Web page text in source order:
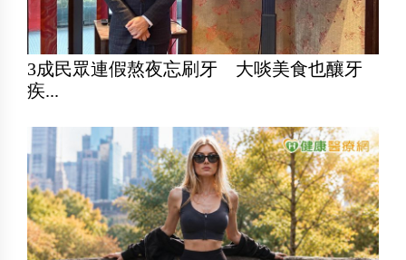
3成民眾連假熬夜忘刷牙 大啖美食也釀牙
疾...